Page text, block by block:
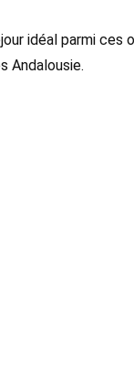
idéal parmi ces
Andalousie.